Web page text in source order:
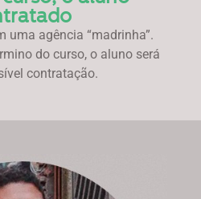
uma agência “madrinha”.
do curso, o aluno será
contratação.